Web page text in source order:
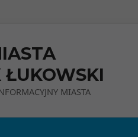
ŁUKOWSKI
MIASTA